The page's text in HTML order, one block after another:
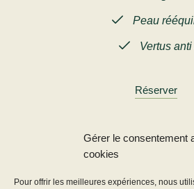
Gérer le consentement
cookies
Pour offrir les meilleures expériences, nous
Peau
Vertus
Réserver
Prendre le